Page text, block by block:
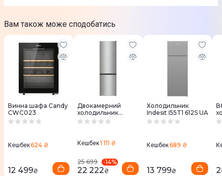
Вам також може сподобатись
Винна шафа Candy
CWC023
Кешбек624 ₴
12 499₴
Двокамерний
холодильник
Gorenje
Кешбек1 111 ₴
25 699 -14%
22 222₴
Холодильник
Indesit I55T1 612S UA
Кешбек689 ₴
13 799₴